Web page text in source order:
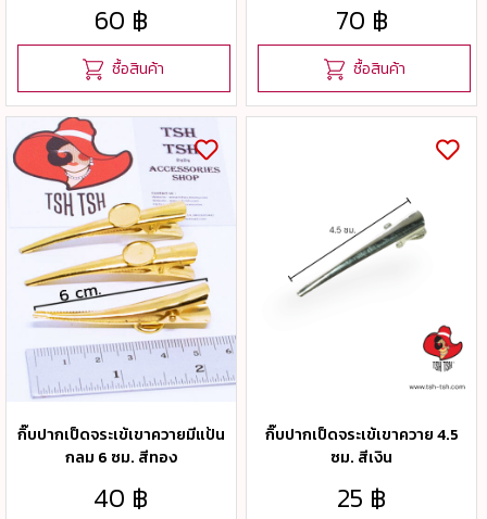
60 ฿
ซื้อสินค้า
70 ฿
ซื้อสินค้า
กิ๊บปากเป็ดจระเข้เขาควายมีแป้น
กลม 6 ซม. สีทอง
40 ฿
กิ๊บปากเป็ดจระเข้เขาควาย 4.5
ซม. สีเงิน
25 ฿